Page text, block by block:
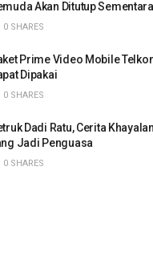
Akan Ditutup Sementara
0 SHARES
Prime Video Mobile
Dipakai
0 SHARES
Dadi Ratu, Cerita
Jadi Penguasa
0 SHARES